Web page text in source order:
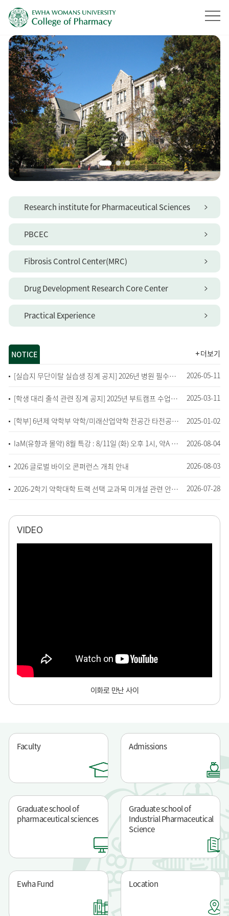
Faculty Admissions
Graduate school of
pharmaceutical sciences
Graduate school of
Industrial Pharmaceutical
Science
Ewha Fund Location
Research institute for Pharmaceutical Sciences
PBCEC
Fibrosis Control Center(MRC)
Drug Development Research Core Center
Practical Experience
NOTICE
[실습지 무단이탈 실습생 징계 공지] 2026년 병원 필수실무실습 관련 2026-05-11
[학생 대리 출석 관련 징계 공지] 2025년 부트캠프 수업관련 2025-03-11
[학부] 6년제 약학부 약학/미래산업약학 전공간 타전공인정 교과목 설정 안내 2025-01-02
IaM(유향과 몰약) 8월 특강 : 8/11일 (화) 오후 1시, 약A 400호 2026-08-04
2026 글로벌 바이오 콘퍼런스 개최 안내 2026-08-03
2026-2학기 약학대학 트랙 선택 교과목 미개설 관련 안내 (타 교과목 인정) 2026-07-28
더보기
VIDEO
이화로 만난 사이